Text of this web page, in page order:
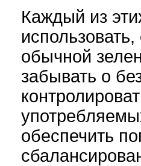
Каждый из
обычной
забывать о
обеспечить